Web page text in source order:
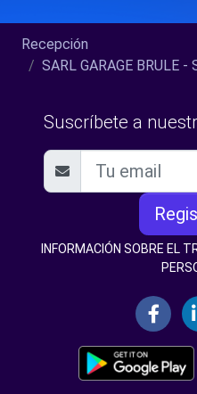
Recepción
SARL GARAGE BRULE -
Suscríbete a
INFORMACIÓN SOBRE EL